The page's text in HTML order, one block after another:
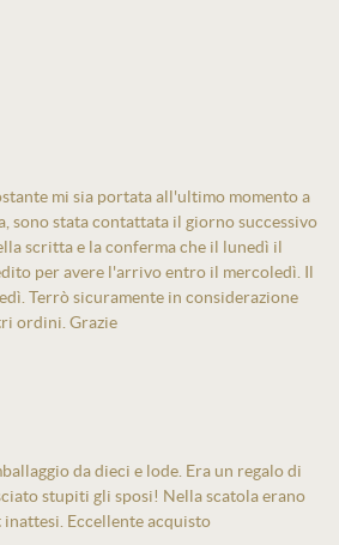
mi sia portata all'ultimo momento a
sono stata contattata il giorno successivo
scritta e la conferma che il lunedì il
per avere l'arrivo entro il mercoledì. Il
Terrò sicuramente in considerazione
ordini. Grazie
da dieci e lode. Era un regalo di
stupiti gli sposi! Nella scatola erano
Eccellente acquisto